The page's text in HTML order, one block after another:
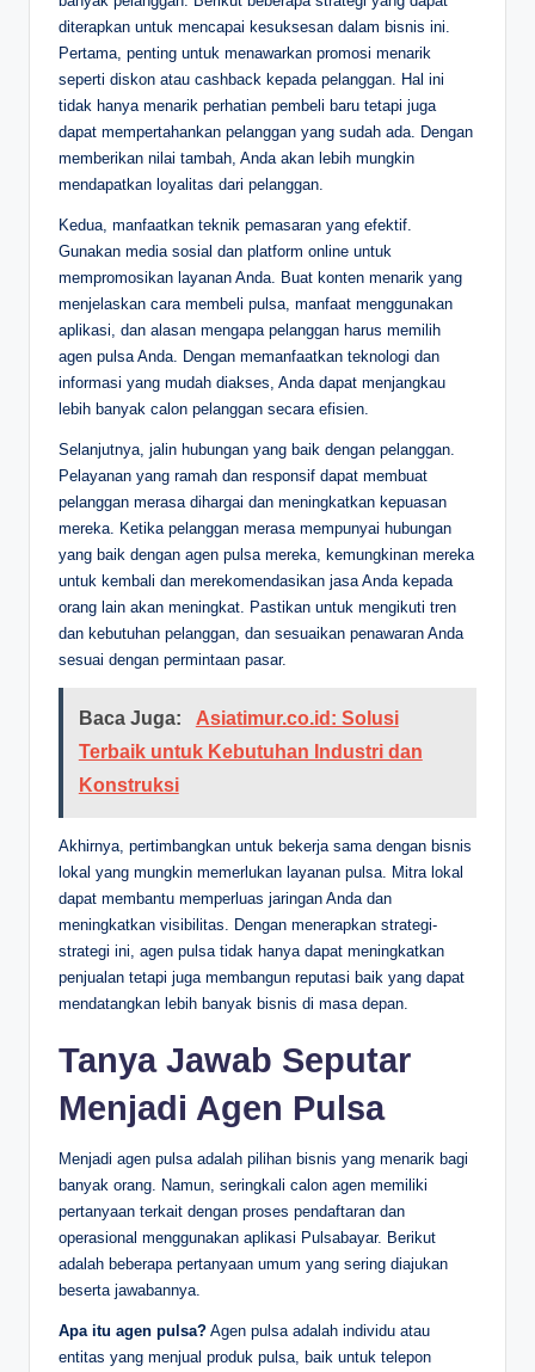
diterapkan untuk mencapai kesuksesan dalam bisnis ini.
Pertama, penting untuk menawarkan promosi menarik
seperti diskon atau cashback kepada pelanggan. Hal ini
tidak hanya menarik perhatian pembeli baru tetapi juga
dapat mempertahankan pelanggan yang sudah ada. Dengan
memberikan nilai tambah, Anda akan lebih mungkin
mendapatkan loyalitas dari pelanggan.
Kedua, manfaatkan teknik pemasaran yang efektif.
Gunakan media sosial dan platform online untuk
mempromosikan layanan Anda. Buat konten menarik yang
menjelaskan cara membeli pulsa, manfaat menggunakan
aplikasi, dan alasan mengapa pelanggan harus memilih
agen pulsa Anda. Dengan memanfaatkan teknologi dan
informasi yang mudah diakses, Anda dapat menjangkau
lebih banyak calon pelanggan secara efisien.
Selanjutnya, jalin hubungan yang baik dengan pelanggan.
Pelayanan yang ramah dan responsif dapat membuat
pelanggan merasa dihargai dan meningkatkan kepuasan
mereka. Ketika pelanggan merasa mempunyai hubungan
yang baik dengan agen pulsa mereka, kemungkinan mereka
untuk kembali dan merekomendasikan jasa Anda kepada
orang lain akan meningkat. Pastikan untuk mengikuti tren
dan kebutuhan pelanggan, dan sesuaikan penawaran Anda
sesuai dengan permintaan pasar.
Baca Juga:
Asiatimur.co.id: Solusi
Terbaik untuk Kebutuhan Industri dan
Konstruksi
Akhirnya, pertimbangkan untuk bekerja sama dengan bisnis
lokal yang mungkin memerlukan layanan pulsa. Mitra lokal
dapat membantu memperluas jaringan Anda dan
meningkatkan visibilitas. Dengan menerapkan strategi-
strategi ini, agen pulsa tidak hanya dapat meningkatkan
penjualan tetapi juga membangun reputasi baik yang dapat
mendatangkan lebih banyak bisnis di masa depan.
Tanya Jawab Seputar
Menjadi Agen Pulsa
Menjadi agen pulsa adalah pilihan bisnis yang menarik bagi
banyak orang. Namun, seringkali calon agen memiliki
pertanyaan terkait dengan proses pendaftaran dan
operasional menggunakan aplikasi Pulsabayar. Berikut
adalah beberapa pertanyaan umum yang sering diajukan
beserta jawabannya.
Apa itu agen pulsa? Agen pulsa adalah individu atau
entitas yang menjual produk pulsa, baik untuk telepon